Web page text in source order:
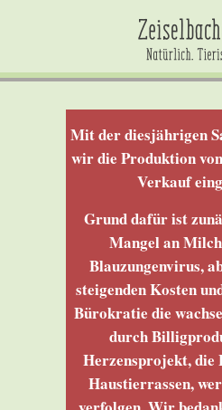
Mit der diesjährigen
wir die Produktion
Verkauf
Grund dafür ist
Mangel an
Blauzungenvirus,
steigenden Kosten
Bürokratie die
durch
Herzensprojekt,
Haustierrassen,